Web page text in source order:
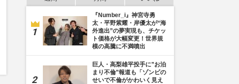
『Number_i』神宮寺勇
太・平野紫耀・岸優太が“海
外進出”の夢実現も、チケッ
ト価格が大幅変更！世界規
模の高騰に不満噴出
巨人・高梨雄平投手に”お泊
まり不倫”報道も「ゾンビの
せいで不倫がかわいく見え